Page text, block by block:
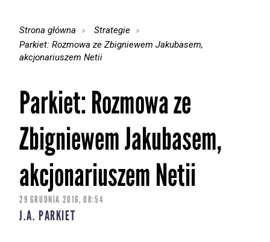
Strona główna
Strategie
Parkiet: Rozmowa ze Zbigniewem Jakubasem,
akcjonariuszem Netii
Parkiet: Rozmowa ze
Zbigniewem Jakubasem,
akcjonariuszem Netii
29 GRUDNIA 2016, 08:54
J.A. PARKIET